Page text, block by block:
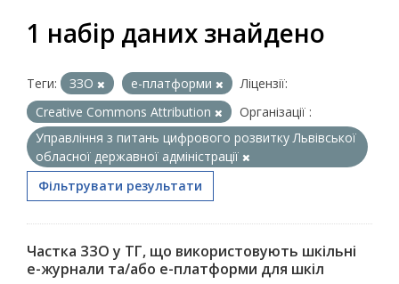
1 набір даних знайдено
Теги: ЗЗО е-платформи
Ліцензії:
Creative Commons Attribution
Організації :
Управління з питань цифрового розвитку Львівської
обласної державної адміністрації
Фільтрувати результати
Частка ЗЗО у ТГ, що використовують шкільні
е-журнали та/або е-платформи для шкіл